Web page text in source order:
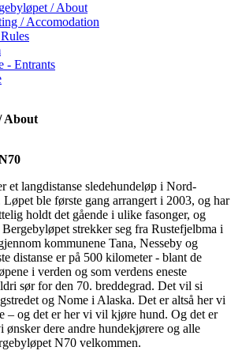
/ About
/ Accomodation
- Entrants
About
et langdistanse sledehundeløp i Nord-
ble første gang arrangert i 2003, og har
holdt det gående i ulike fasonger, og
strekker seg fra Rustefjelbma i
kommunene Tana, Nesseby og
distanse er på 500 kilometer - blant de
i verden og som verdens eneste
sør for den 70. breddegrad. Det vil si
og Nome i Alaska. Det er altså her vi
– og det er her vi vil kjøre hund. Og det er
dere andre hundekjørere og alle
N70 velkommen.